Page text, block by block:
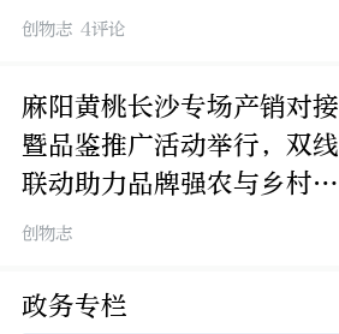
“产业贷”落地
创物志 4评论
麻阳黄桃长沙专场产销对接
暨品鉴推广活动举行，双线
联动助力品牌强农与乡村振
兴
创物志
政务专栏